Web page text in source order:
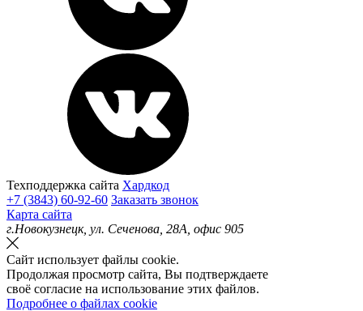
Техподдержка сайта Хардкод
+7 (3843) 60-92-60 Заказать звонок
Карта сайта
г.Новокузнецк, ул. Сеченова, 28А, офис 905
Сайт использует файлы cookie.
Продолжая просмотр сайта, Вы подтверждаете
своё согласие на использование этих файлов.
Подробнее о файлах cookie